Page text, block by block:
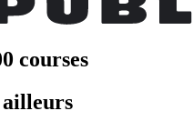
courses
ailleurs